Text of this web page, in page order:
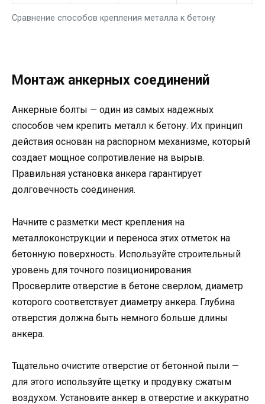
Сравнение способов крепления металла к бетону
Монтаж анкерных соединений
Анкерные болты — один из самых надежных
способов чем крепить металл к бетону. Их принцип
действия основан на распорном механизме, который
создает мощное сопротивление на вырыв.
Правильная установка анкера гарантирует
долговечность соединения.
Начните с разметки мест крепления на
металлоконструкции и переноса этих отметок на
бетонную поверхность. Используйте строительный
уровень для точного позиционирования.
Просверлите отверстие в бетоне сверлом, диаметр
которого соответствует диаметру анкера. Глубина
отверстия должна быть немного больше длины
анкера.
Тщательно очистите отверстие от бетонной пыли —
для этого используйте щетку и продувку сжатым
воздухом. Установите анкер в отверстие и аккуратно